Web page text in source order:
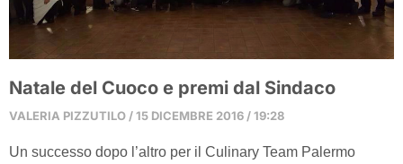
Natale del Cuoco e premi dal Sindaco
VALERIA PIZZUTILO 15 DICEMBRE 2016 19:28
Un successo dopo l’altro per il Culinary Team Palermo